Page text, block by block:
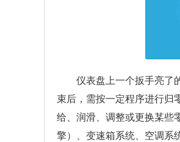
仪表盘上一个扳手亮了
束后，需按一定程序进行归
给、润滑、调整或更换某些
擎）、变速箱系统、空调系